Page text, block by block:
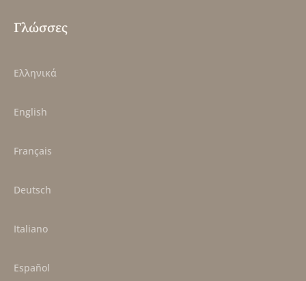
Γλώσσες
Ελληνικά
English
Français
Deutsch
Italiano
Español